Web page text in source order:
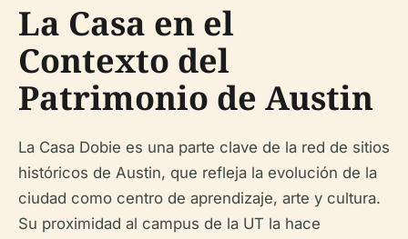
La Casa en el
Contexto del
Patrimonio de Austin
La Casa Dobie es una parte clave de la red de sitios
históricos de Austin, que refleja la evolución de la
ciudad como centro de aprendizaje, arte y cultura.
Su proximidad al campus de la UT la hace